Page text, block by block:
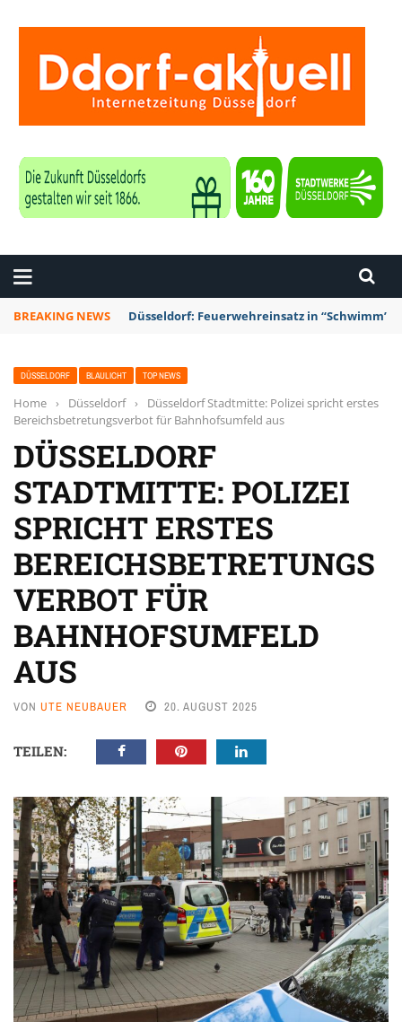
BREAKING NEWS Düsseldorf: Feuerwehreinsatz in “Schwimm’
DÜSSELDORF BLAULICHT TOP NEWS
Home › Düsseldorf ›
Düsseldorf Stadtmitte: Polizei spricht erstes
Bereichsbetretungsverbot für Bahnhofsumfeld aus
DÜSSELDORF
STADTMITTE: POLIZEI
SPRICHT ERSTES
BEREICHSBETRETUNGS
VERBOT FÜR
BAHNHOFSUMFELD
AUS
VON UTE NEUBAUER 20. AUGUST 2025
TEILEN: